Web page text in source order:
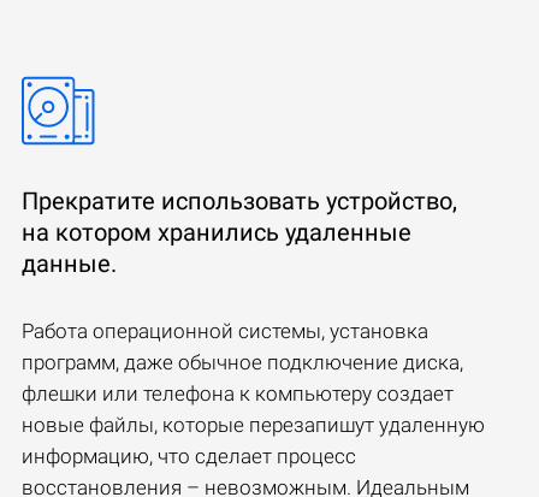
Прекратите использовать устройство,
на котором хранились удаленные
данные.
Работа операционной системы, установка
программ, даже обычное подключение диска,
флешки или телефона к компьютеру создает
новые файлы, которые перезапишут удаленную
информацию, что сделает процесс
восстановления – невозможным. Идеальным